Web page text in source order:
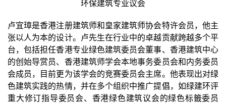
环保建筑专业议会
卢宜璋是香港注册建筑师和皇家建筑师协会特许会员，他主
张以人为本的设计。卢先生在行业中的卓越贡献跨越多个平
台，包括担任香港专业绿色建筑委员会董事、香港建筑中心
的创始导赏员、香港建筑师学会本地事务委员会和内务委员
会成员，目前更为该学会的竞赛委员会主席。他表现出对绿
色建筑实践的热情，并在多个组织中推广提倡，如绿建环评
重大修订指导委员会、香港绿色建筑议会的绿色标籤委员